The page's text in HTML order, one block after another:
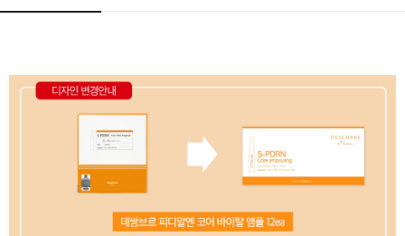
페이코 ID로 페
PAYCO 바로구매